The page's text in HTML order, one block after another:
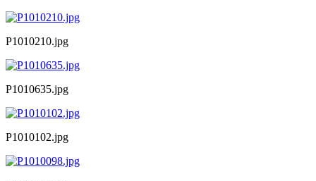
P1010210.jpg
P1010635.jpg
P1010102.jpg